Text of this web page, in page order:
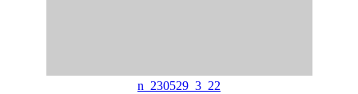
n_230529_3_22